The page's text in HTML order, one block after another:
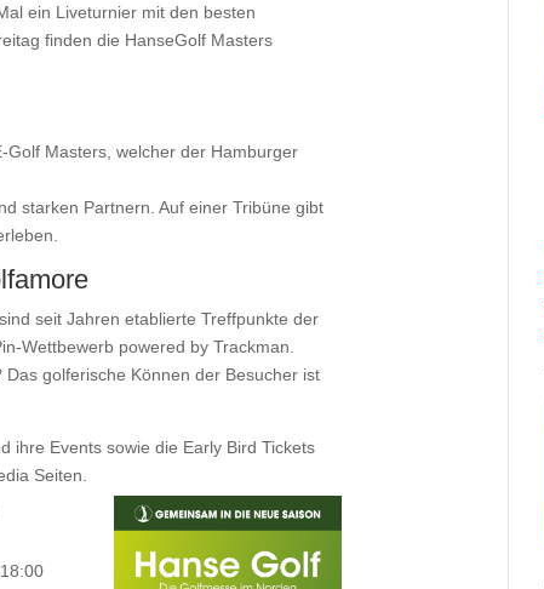
ein Liveturnier mit den besten
finden die HanseGolf Masters
Masters, welcher der Hamburger
starken Partnern. Auf einer Tribüne gibt
seit Jahren etablierte Treffpunkte der
Wettbewerb powered by Trackman.
golferische Können der Besucher ist
ihre Events sowie die Early Bird Tickets
Seiten.